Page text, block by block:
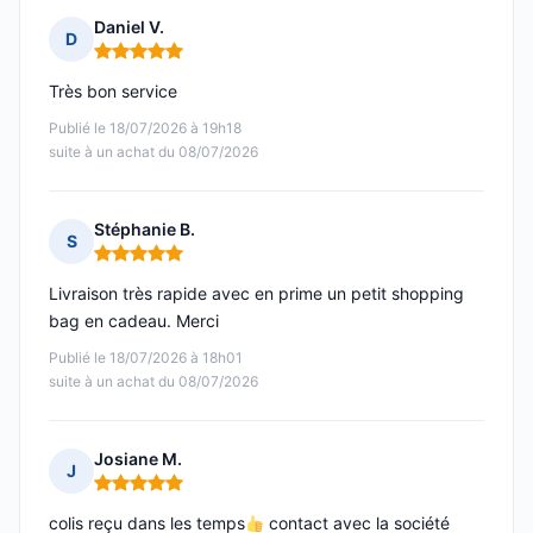
D
Daniel V.
Note : 5 sur 5
Publié le 18/07/2026 à 19h18
suite à un achat du 08/07/2026
Très bon service
S
Stéphanie B.
Note : 5 sur 5
Publié le 18/07/2026 à 18h01
suite à un achat du 08/07/2026
Livraison très rapide avec en prime un petit shopping
bag en cadeau. Merci
J
Josiane M.
Note : 5 sur 5
colis reçu dans les temps contact avec la société